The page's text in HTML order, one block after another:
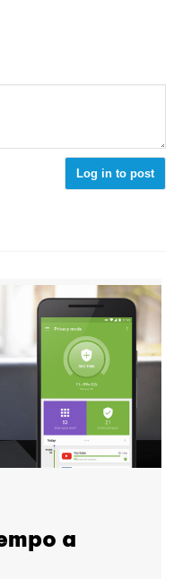
Log in to post
a